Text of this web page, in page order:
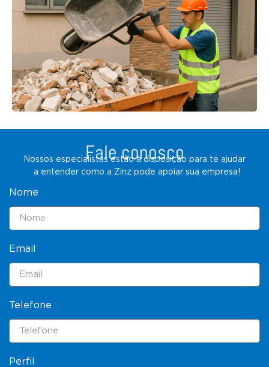
Fale conosco
Nossos especialistas estão à disposição para te ajudar
a entender como a Zinz pode apoiar sua empresa!
Nome
Email
Telefone
Perfil